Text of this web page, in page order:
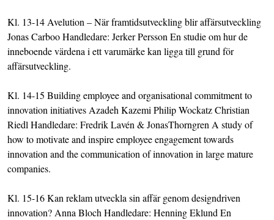
Kl. 13-14 Avelution – När framtidsutveckling blir affärsutveckling
Jonas Carboo Handledare: Jerker Persson En studie om hur de
inneboende värdena i ett varumärke kan ligga till grund för
affärsutveckling.
Kl. 14-15 Building employee and organisational commitment to
innovation initiatives Azadeh Kazemi Philip Wockatz Christian
Riedl Handledare: Fredrik Lavén & JonasThorngren A study of
how to motivate and inspire employee engagement towards
innovation and the communication of innovation in large mature
companies.
Kl. 15-16 Kan reklam utveckla sin affär genom designdriven
innovation? Anna Bloch Handledare: Henning Eklund En